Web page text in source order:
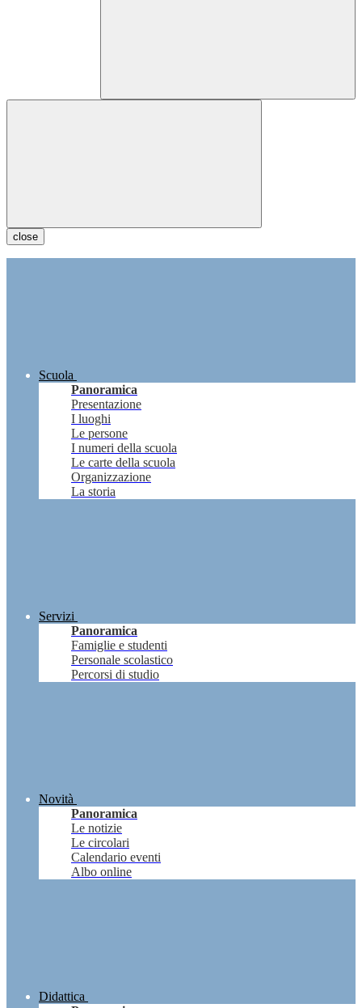
close
Scuola
Panoramica
Presentazione
I luoghi
Le persone
I numeri della scuola
Le carte della scuola
Organizzazione
La storia
Servizi
Panoramica
Famiglie e studenti
Personale scolastico
Percorsi di studio
Novità
Panoramica
Le notizie
Le circolari
Calendario eventi
Albo online
Didattica